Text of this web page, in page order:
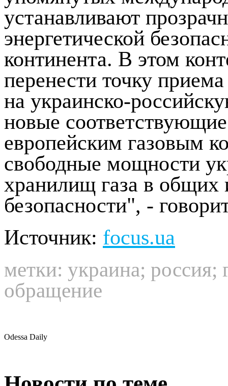
устанавливают
энергетической
континента. В этом
перенести точку
на украинско-
новые
европейским газовым
свободные мощности
хранилищ газа в общих
безопасности", -
Источник: focus.ua
метки: украина; россия;
обращение
Odessa Daily